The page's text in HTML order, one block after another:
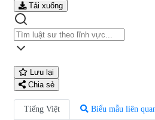
Tải xuống
Lưu lại
Chia sẻ
Tiếng Việt Biểu mẫu liên